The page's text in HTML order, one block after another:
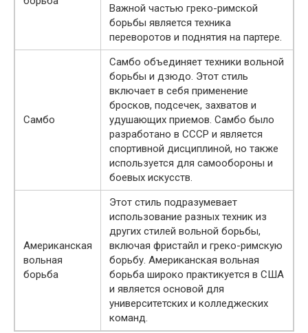
Важной частью греко-римской
борьбы является техника
переворотов и поднятия на партере.
Самбо
Самбо объединяет техники вольной
борьбы и дзюдо. Этот стиль
включает в себя применение
бросков, подсечек, захватов и
удушающих приемов. Самбо было
разработано в СССР и является
спортивной дисциплиной, но также
используется для самообороны и
боевых искусств.
Американская
вольная
борьба
Этот стиль подразумевает
использование разных техник из
других стилей вольной борьбы,
включая фристайл и греко-римскую
борьбу. Американская вольная
борьба широко практикуется в США
и является основой для
университетских и колледжеских
команд.